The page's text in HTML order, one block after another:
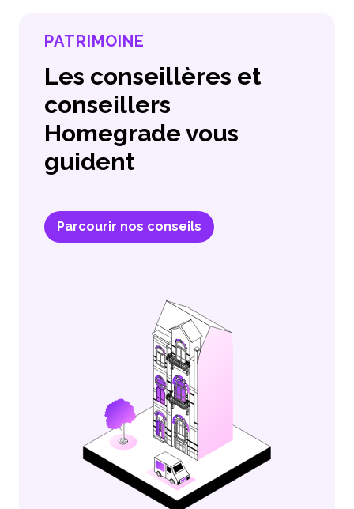
PATRIMOINE
Les conseillères et
conseillers
Homegrade vous
guident
Parcourir nos conseils